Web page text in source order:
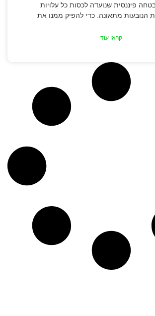
פיננסית שנועדה לכסות כל עלויות
הנובעות מתאונה. כדי להפיק ממנו את
קראו עוד